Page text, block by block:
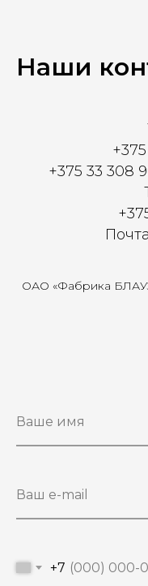
Наши
+375 33 308
ОАО «Фабрика
+7